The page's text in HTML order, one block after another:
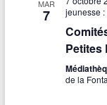
MAR
7
jeunesse
Petites
de la